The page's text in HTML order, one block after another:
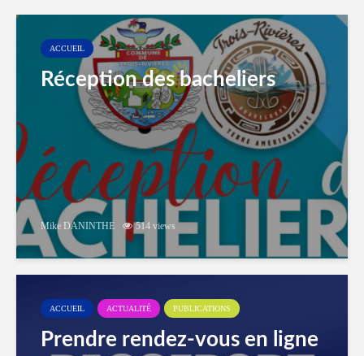
ACCUEIL
Réception des bacheliers
Mike DANINTHE 514 views
ACCUEIL ACTUALITÉ PUBLICATIONS
Prendre rendez-vous en ligne